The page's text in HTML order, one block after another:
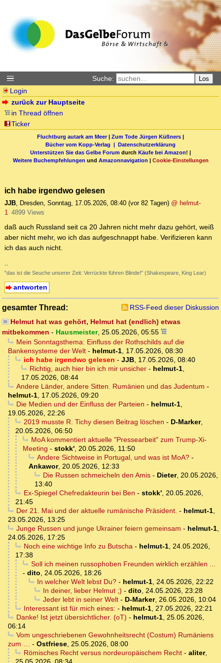
Suche: Los
Login
zurück zur Hauptseite
in Thread öffnen
Ticker
Fluchtburg autark am Meer| Zum Tode Jürgen Küßners |
Bücher vom Kopp-Verlag | Datenschutzerklärung
Unterstützen Sie das Gelbe Forum durch Käufe bei Amazon! |
Weitere Buchempfehlungen und Amazonnavigation | Cookie-Einstellungen
ich habe irgendwo gelesen
JJB, Dresden, Sonntag, 17.05.2026, 08:40 (vor 82 Tagen) @ helmut-
1 4899 Views
daß auch Russland seit ca 20 Jahren nicht mehr dazu gehört, weiß
aber nicht mehr, wo ich das aufgeschnappt habe. Verifizieren kann
ich das auch nicht.
--
"das ist die Seuche unserer Zeit: Verrückte führen Blinde!" (Shakespeare, King Lear)
antworten
gesamter Thread:
RSS-Feed dieser Diskussion
Helmut hat was gehört, Helmut hat (endlich) etwas
mitbekommen - Hausmeister, 25.05.2026, 05:55
Mein Sonntagsthema: Einfluss der Rothschilds auf die
Bankensysteme der Welt - helmut-1, 17.05.2026, 08:30
ich habe irgendwo gelesen - JJB, 17.05.2026, 08:40
Richtig, auch hier bin ich mir unsicher- helmut-1,
17.05.2026, 08:44
Andere Länder, andere Sitten. Rumänien und das Judentum -
helmut-1, 17.05.2026, 09:20
Die Medien und der Einfluss der Parteien - helmut-1,
19.05.2026, 22:26
2019 musste R. Tichy diesen Beitrag löschen - D-Marker,
20.05.2026, 06:50
MoA kommentiert aktuelle "Pressearbeit" zum Trump-Xi-
Meeting - stokk', 20.05.2026, 11:50
Andere Sichtweise in Portugal, und was ist MoA?-
Ankawor, 20.05.2026, 12:33
Die Russen schmeicheln den Amis- Dieter, 20.05.2026,
13:40
Ex-Spiegel Chefredakteurin bei Ben - stokk', 20.05.2026,
21:45
Der 21. Mai und der aktuelle rumänische Präsident. - helmut-1,
23.05.2026, 13:25
Junge Russen und junge Ukrainer feiern gemeinsam - helmut-1,
24.05.2026, 17:25
Noch eine wichtige Info zu Butscha- helmut-1, 24.05.2026,
17:38
Soll ich meinen russophoben Freunden wirklich erzählen ...
- dito, 24.05.2026, 18:26
In welcher Welt lebst Du?- helmut-1, 24.05.2026, 22:22
In deiner, lieber Helmut ;) - dito, 24.05.2026, 23:28
Jeder lebt in seiner Welt- D-Marker, 26.05.2026, 10:04
Interessant ist für mich eines: - helmut-1, 27.05.2026, 22:21
Danke! Ist jetzt übersichtlicher. (oT) - helmut-1, 25.05.2026,
06:14
Vom ungeschriebenen Gewohnheitsrecht (Costum) Rumäniens
zum … - Ostfriese, 25.05.2026, 08:00
Römisches Recht versus nordeuropäischem Recht- aliter,